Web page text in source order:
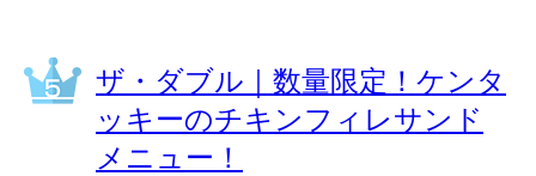
ザ・ダブル｜数量限定！ケンタ
ッキーのチキンフィレサンド
メニュー！